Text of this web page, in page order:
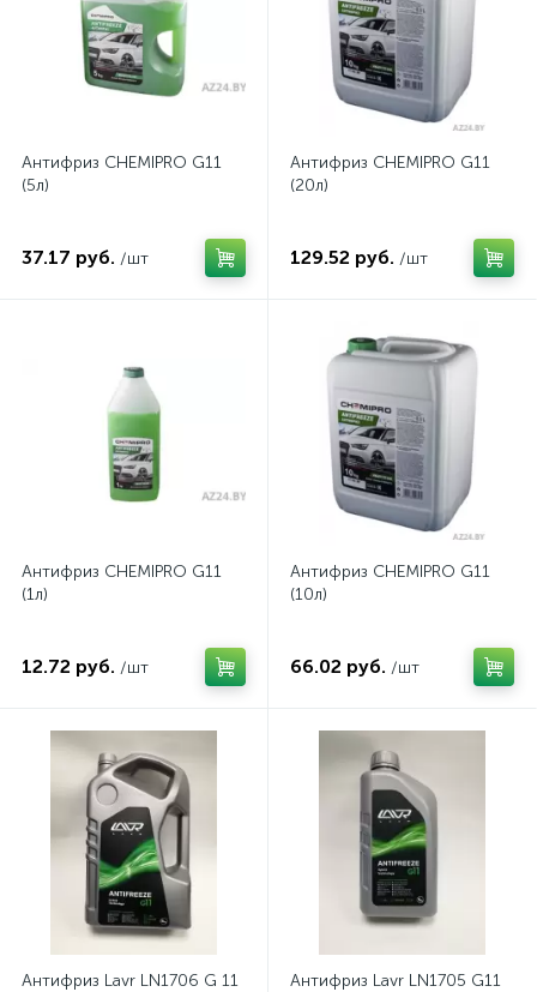
Антифриз CHEMIPRO G11
(5л)
37.17 руб. /шт
Антифриз CHEMIPRO G11
(20л)
129.52 руб. /шт
Антифриз CHEMIPRO G11
(1л)
12.72 руб. /шт
Антифриз CHEMIPRO G11
(10л)
66.02 руб. /шт
Антифриз Lavr LN1706 G 11
Антифриз Lavr LN1705 G11
Зимние шины
Грузовые шины
Шины внедорожные